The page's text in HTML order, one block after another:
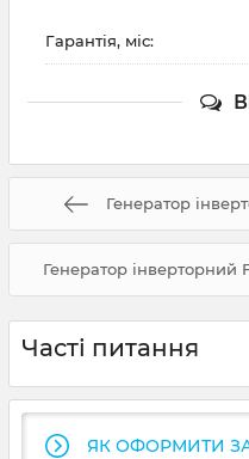
Гарантія, міс:
Генератор
Генератор інверторний
Часті питання
ЯК ОФОРМИТИ